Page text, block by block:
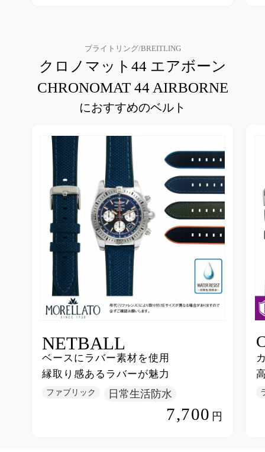
ブライトリング/BREITLING
クロノマット44 エアボーン
CHRONOMAT 44 AIRBORNE
におすすめのベルト
NETBALL
ベースにラバー素材を使用
縁取り感あるラバーが魅力
ファブリック 日常生活防水
7,700 円